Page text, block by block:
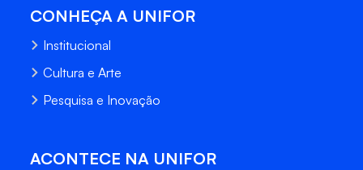
CONHEÇA A UNIFOR
Institucional
Cultura e Arte
Pesquisa e Inovação
ACONTECE NA UNIFOR